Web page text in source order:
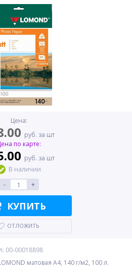
Цена:
руб. за шт
по карте:
руб. за шт
В наличии
-
+
КУПИТЬ
ОТЛОЖИТЬ
00-00018898
матовая A4, 140 г/м2, 100 л.